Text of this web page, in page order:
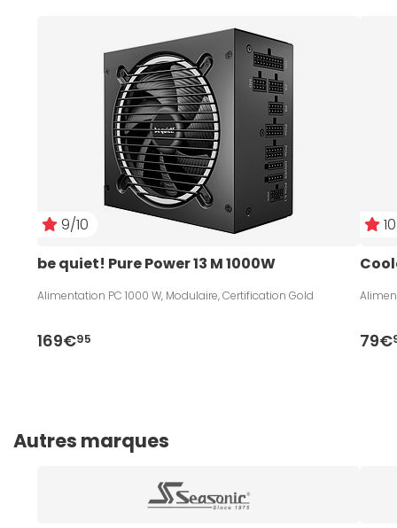
9/10
be quiet! Pure Power 13 M 1000W
Alimentation PC 1000 W, Modulaire, Certification Gold
169€95 79€
Autres marques